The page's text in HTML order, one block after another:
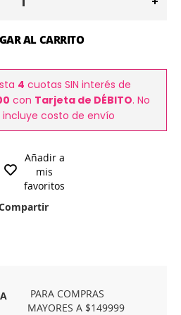
AL CARRITO
4 cuotas SIN interés de
con Tarjeta de DÉBITO. No
incluye costo de envío
Añadir a
mis
favoritos
PARA COMPRAS
MAYORES A $149999